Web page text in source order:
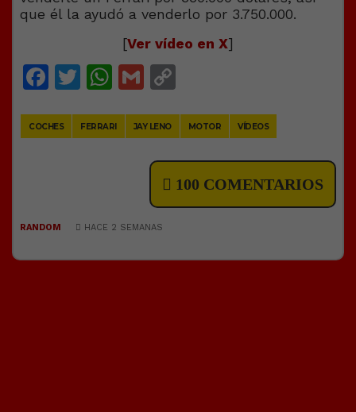
[Ver vídeo en X]
Facebook
Twitter
WhatsApp
Gmail
COCHES FERRARI JAY LENO MOTOR VÍDEOS
100 COMENTARIOS
RANDOM HACE 2 SEMANAS